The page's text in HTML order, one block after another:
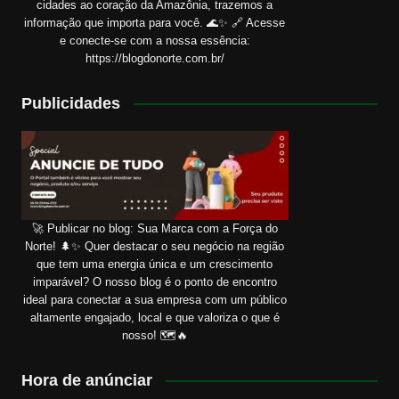
cidades ao coração da Amazônia, trazemos a
informação que importa para você. 🌊✨ 🔗 Acesse
e conecte-se com a nossa essência:
https://blogdonorte.com.br/
Publicidades
🚀 Publicar no blog: Sua Marca com a Força do
Norte! 🌲✨ Quer destacar o seu negócio na região
que tem uma energia única e um crescimento
imparável? O nosso blog é o ponto de encontro
ideal para conectar a sua empresa com um público
altamente engajado, local e que valoriza o que é
nosso! 🗺️🔥
Hora de anúnciar